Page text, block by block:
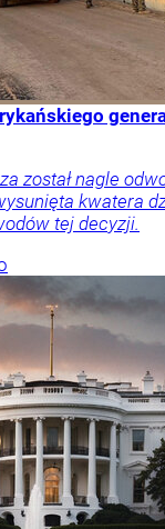
został nagle
kwatera
tej decyzji.